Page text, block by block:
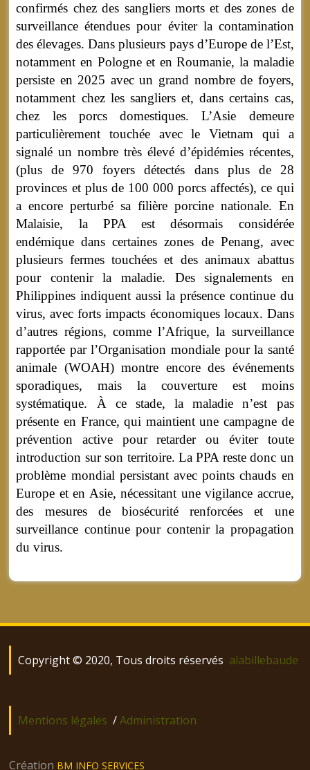
confirmés chez des sangliers morts et des zones de
surveillance étendues pour éviter la contamination
des élevages. Dans plusieurs pays d’Europe de l’Est,
notamment en Pologne et en Roumanie, la maladie
persiste en 2025 avec un grand nombre de foyers,
notamment chez les sangliers et, dans certains cas,
chez les porcs domestiques. L’Asie demeure
particulièrement touchée avec le Vietnam qui a
signalé un nombre très élevé d’épidémies récentes,
(plus de 970 foyers détectés dans plus de 28
provinces et plus de 100 000 porcs affectés), ce qui
a encore perturbé sa filière porcine nationale. En
Malaisie, la PPA est désormais considérée
endémique dans certaines zones de Penang, avec
plusieurs fermes touchées et des animaux abattus
pour contenir la maladie. Des signalements en
Philippines indiquent aussi la présence continue du
virus, avec forts impacts économiques locaux. Dans
d’autres régions, comme l’Afrique, la surveillance
rapportée par l’Organisation mondiale pour la santé
animale (WOAH) montre encore des événements
sporadiques, mais la couverture est moins
systématique. À ce stade, la maladie n’est pas
présente en France, qui maintient une campagne de
prévention active pour retarder ou éviter toute
introduction sur son territoire. La PPA reste donc un
problème mondial persistant avec points chauds en
Europe et en Asie, nécessitant une vigilance accrue,
des mesures de biosécurité renforcées et une
surveillance continue pour contenir la propagation
du virus.
Copyright © 2020, Tous droits réservés alabillebaude
Mentions légales /Administration
Création BM INFO SERVICES